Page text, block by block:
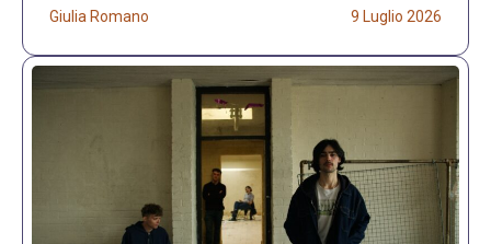
Giulia Romano 9 Luglio 2026